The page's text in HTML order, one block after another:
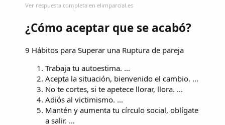
Ver respuesta completa en elimparcial.es
¿Cómo aceptar que se acabó?
9 Hábitos para Superar una Ruptura de pareja
Trabaja tu autoestima. ...
Acepta la situación, bienvenido el cambio. ...
No te cortes, si te apetece llorar, llora. ...
Adiós al victimismo. ...
Mantén y aumenta tu círculo social, oblígate
a salir. ...